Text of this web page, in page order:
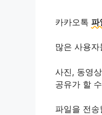
카카오톡 파
많은 사용
사진, 동영
공유가 할
파일을 전송